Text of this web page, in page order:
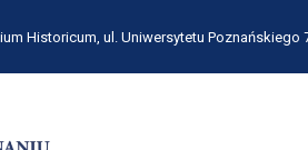
Historicum, ul. Uniwersytetu Poznańskiego